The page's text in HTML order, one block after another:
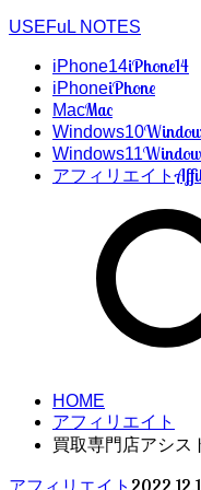
USEFuL NOTES
iPhone14iPhone14
iPhoneiPhone
MacMac
Windows10
Windows11
アフィリエイト
HOME
アフィリエイト
買取専門店アシス
アフィリエイト